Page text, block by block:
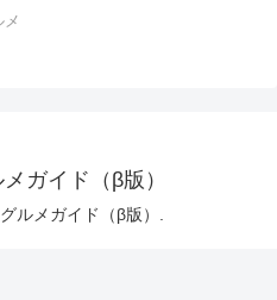
メ
ガイド（β版）
ルメガイド（β版）.